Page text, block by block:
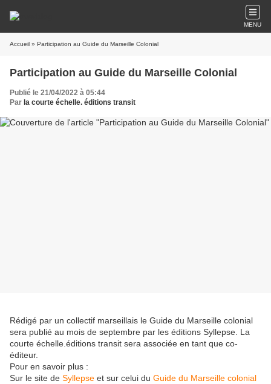
MENU
Accueil » Participation au Guide du Marseille Colonial
Participation au Guide du Marseille Colonial
Publié le 21/04/2022 à 05:44
Par la courte échelle. éditions transit
Rédigé par un collectif marseillais le Guide du Marseille colonial
sera publié au mois de septembre par les éditions Syllepse. La
courte échelle.éditions transit sera associée en tant que co-
éditeur.
Pour en savoir plus :
Sur le site de Syllepse et sur celui du Guide du Marseille colonial